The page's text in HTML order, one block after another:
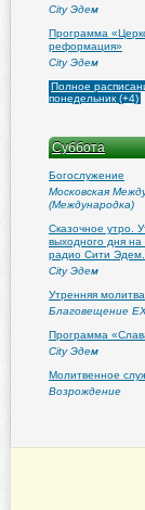
City Эдем
Программа
реформация»
City Эдем
Полное
понедельник (+4)
Суббота
Богослужение
Московская
(Международка)
Сказочное утро.
выходного дня на
радио Сити Эдем.
City Эдем
Утренняя молитва
Благовещение
Программа
City Эдем
Молитвенное
Возрождение